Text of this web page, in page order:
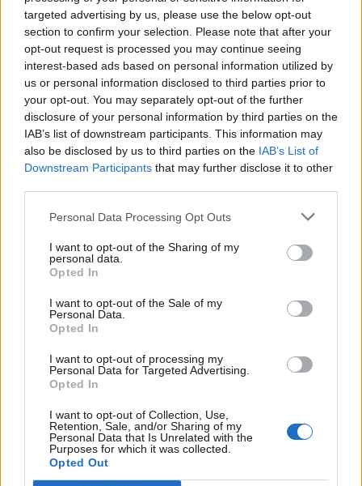
targeted advertising by us, please use the below opt-out
section to confirm your selection. Please note that after your
opt-out request is processed you may continue seeing
interest-based ads based on personal information utilized by
us or personal information disclosed to third parties prior to
your opt-out. You may separately opt-out of the further
disclosure of your personal information by third parties on the
IAB’s list of downstream participants. This information may
also be disclosed by us to third parties on the IAB’s List of
Downstream Participants that may further disclose it to other
Personal Data Processing Opt Outs
I want to opt-out of the Sharing of my
personal data.
Opted In
I want to opt-out of the Sale of my
Personal Data.
Opted In
I want to opt-out of processing my
Personal Data for Targeted Advertising.
Opted In
I want to opt-out of Collection, Use,
Retention, Sale, and/or Sharing of my
Personal Data that Is Unrelated with the
Purposes for which it was collected.
Opted Out
Λίγο πριν την εγγραφή στο καμαρίνι
01